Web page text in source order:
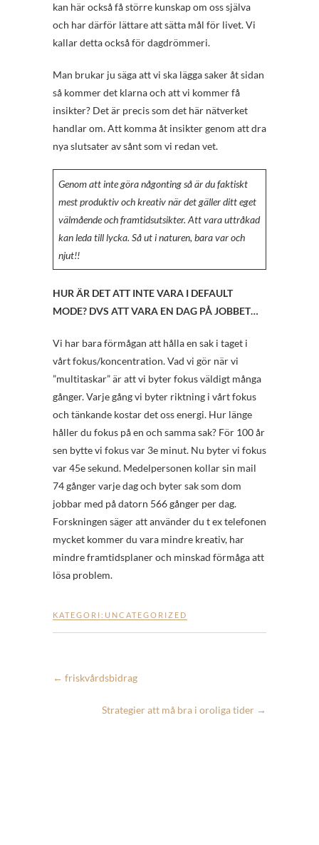
kan här också få större kunskap om oss själva
och har därför lättare att sätta mål för livet. Vi
kallar detta också för dagdrömmeri.
Man brukar ju säga att vi ska lägga saker åt sidan
så kommer det klarna och att vi kommer få
insikter? Det är precis som det här nätverket
handlar om. Att komma åt insikter genom att dra
nya slutsater av sånt som vi redan vet.
Genom att inte göra någonting så är du faktiskt
mest produktiv och kreativ när det gäller ditt eget
välmående och framtidsutsikter. Att vara uttråkad
kan leda till lycka. Så ut i naturen, bara var och
njut!!
HUR ÄR DET ATT INTE VARA I DEFAULT
MODE? DVS ATT VARA EN DAG PÅ JOBBET…
Vi har bara förmågan att hålla en sak i taget i
vårt fokus/koncentration. Vad vi gör när vi
”multitaskar” är att vi byter fokus väldigt många
gånger. Varje gång vi byter riktning i vårt fokus
och tänkande kostar det oss energi. Hur länge
håller du fokus på en och samma sak? För 100 år
sen bytte vi fokus var 3e minut. Nu byter vi fokus
var 45e sekund. Medelpersonen kollar sin mail
74 gånger varje dag och byter sak som dom
jobbar med på datorn 566 gånger per dag.
Forskningen säger att använder du t ex telefonen
mycket kommer du vara mindre kreativ, har
mindre framtidsplaner och minskad förmåga att
lösa problem.
KATEGORI: UNCATEGORIZED
← friskvårdsbidrag
Strategier att må bra i oroliga tider →